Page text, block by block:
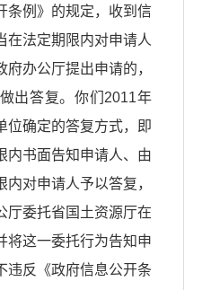
条例》的规定，收到信
在法定期限内对申请人
办公厅提出申请的，
出答复。你们2011年
位确定的答复方式，即
内书面告知申请人、由
对申请人予以答复，
厅委托省国土资源厅在
将这一委托行为告知申
违反《政府信息公开条